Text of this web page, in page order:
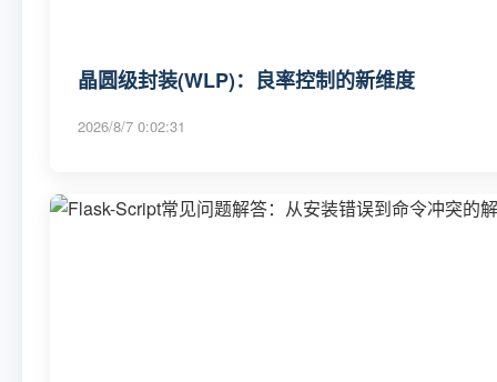
晶圆级封装(WLP)：良率控制的新维度
2026/8/7 0:02:31